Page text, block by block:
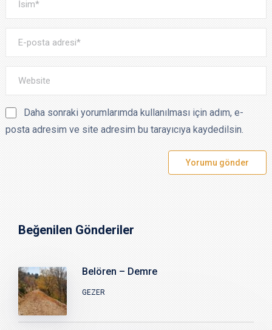
Daha sonraki yorumlarımda kullanılması için adım, e-
posta adresim ve site adresim bu tarayıcıya kaydedilsin.
Beğenilen Gönderiler
Belören – Demre
GEZER